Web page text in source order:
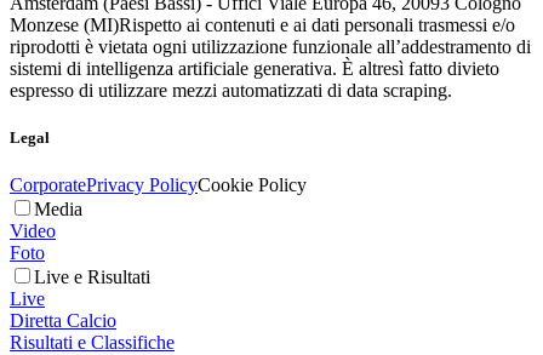
Monzese (MI)Rispetto ai contenuti e ai dati personali trasmessi e/o
riprodotti è vietata ogni utilizzazione funzionale all’addestramento di
sistemi di intelligenza artificiale generativa. È altresì fatto divieto
espresso di utilizzare mezzi automatizzati di data scraping.
Legal
CorporatePrivacy PolicyCookie Policy
Media
Video
Foto
Live e Risultati
Live
Diretta Calcio
Risultati e Classifiche